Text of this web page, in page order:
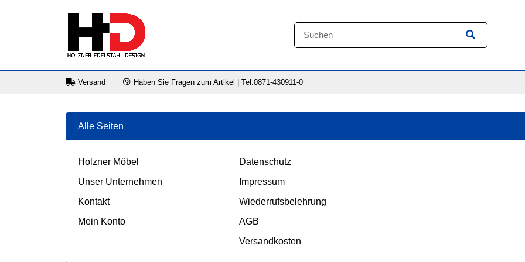
Versand Haben Sie Fragen zum Artikel | Tel:0871-430911-0
Alle Seiten
Holzner Möbel
Unser Unternehmen
Kontakt
Mein Konto
Datenschutz
Impressum
Wiederrufsbelehrung
AGB
Versandkosten